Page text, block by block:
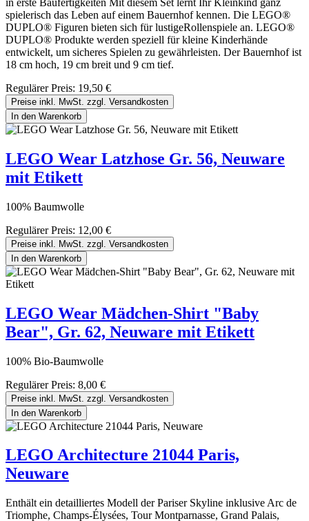
spielerisch das Leben auf einem Bauernhof kennen. Die LEGO®
DUPLO® Figuren bieten sich für lustigeRollenspiele an. LEGO®
DUPLO® Produkte werden speziell für kleine Kinderhände
entwickelt, um sicheres Spielen zu gewährleisten. Der Bauernhof ist
18 cm hoch, 19 cm breit und 9 cm tief.
Regulärer Preis: 19,50 €
Preise inkl. MwSt. zzgl. Versandkosten
In den Warenkorb
LEGO Wear Latzhose Gr. 56, Neuware
mit Etikett
100% Baumwolle
Regulärer Preis: 12,00 €
Preise inkl. MwSt. zzgl. Versandkosten
In den Warenkorb
LEGO Wear Mädchen-Shirt "Baby
Bear", Gr. 62, Neuware mit Etikett
100% Bio-Baumwolle
Regulärer Preis: 8,00 €
Preise inkl. MwSt. zzgl. Versandkosten
In den Warenkorb
LEGO Architecture 21044 Paris,
Neuware
Enthält ein detailliertes Modell der Pariser Skyline inklusive Arc de
Triomphe, Champs-Élysées, Tour Montparnasse, Grand Palais,